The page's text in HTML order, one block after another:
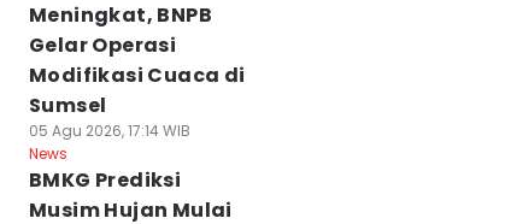
Meningkat, BNPB
Gelar Operasi
Modifikasi Cuaca di
Sumsel
05 Agu 2026, 17:14 WIB
News
BMKG Prediksi
Musim Hujan Mulai